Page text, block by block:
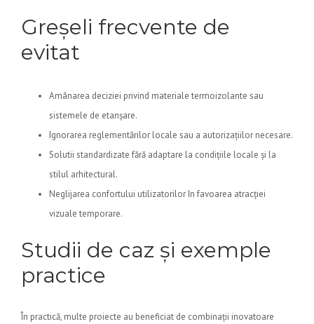
Greșeli frecvente de
evitat
Amânarea deciziei privind materiale termoizolante sau
sistemele de etanșare.
Ignorarea reglementărilor locale sau a autorizațiilor necesare.
Solutii standardizate fără adaptare la condițiile locale și la
stilul arhitectural.
Neglijarea confortului utilizatorilor în favoarea atracției
vizuale temporare.
Studii de caz și exemple
practice
În practică, multe proiecte au beneficiat de combinații inovatoare